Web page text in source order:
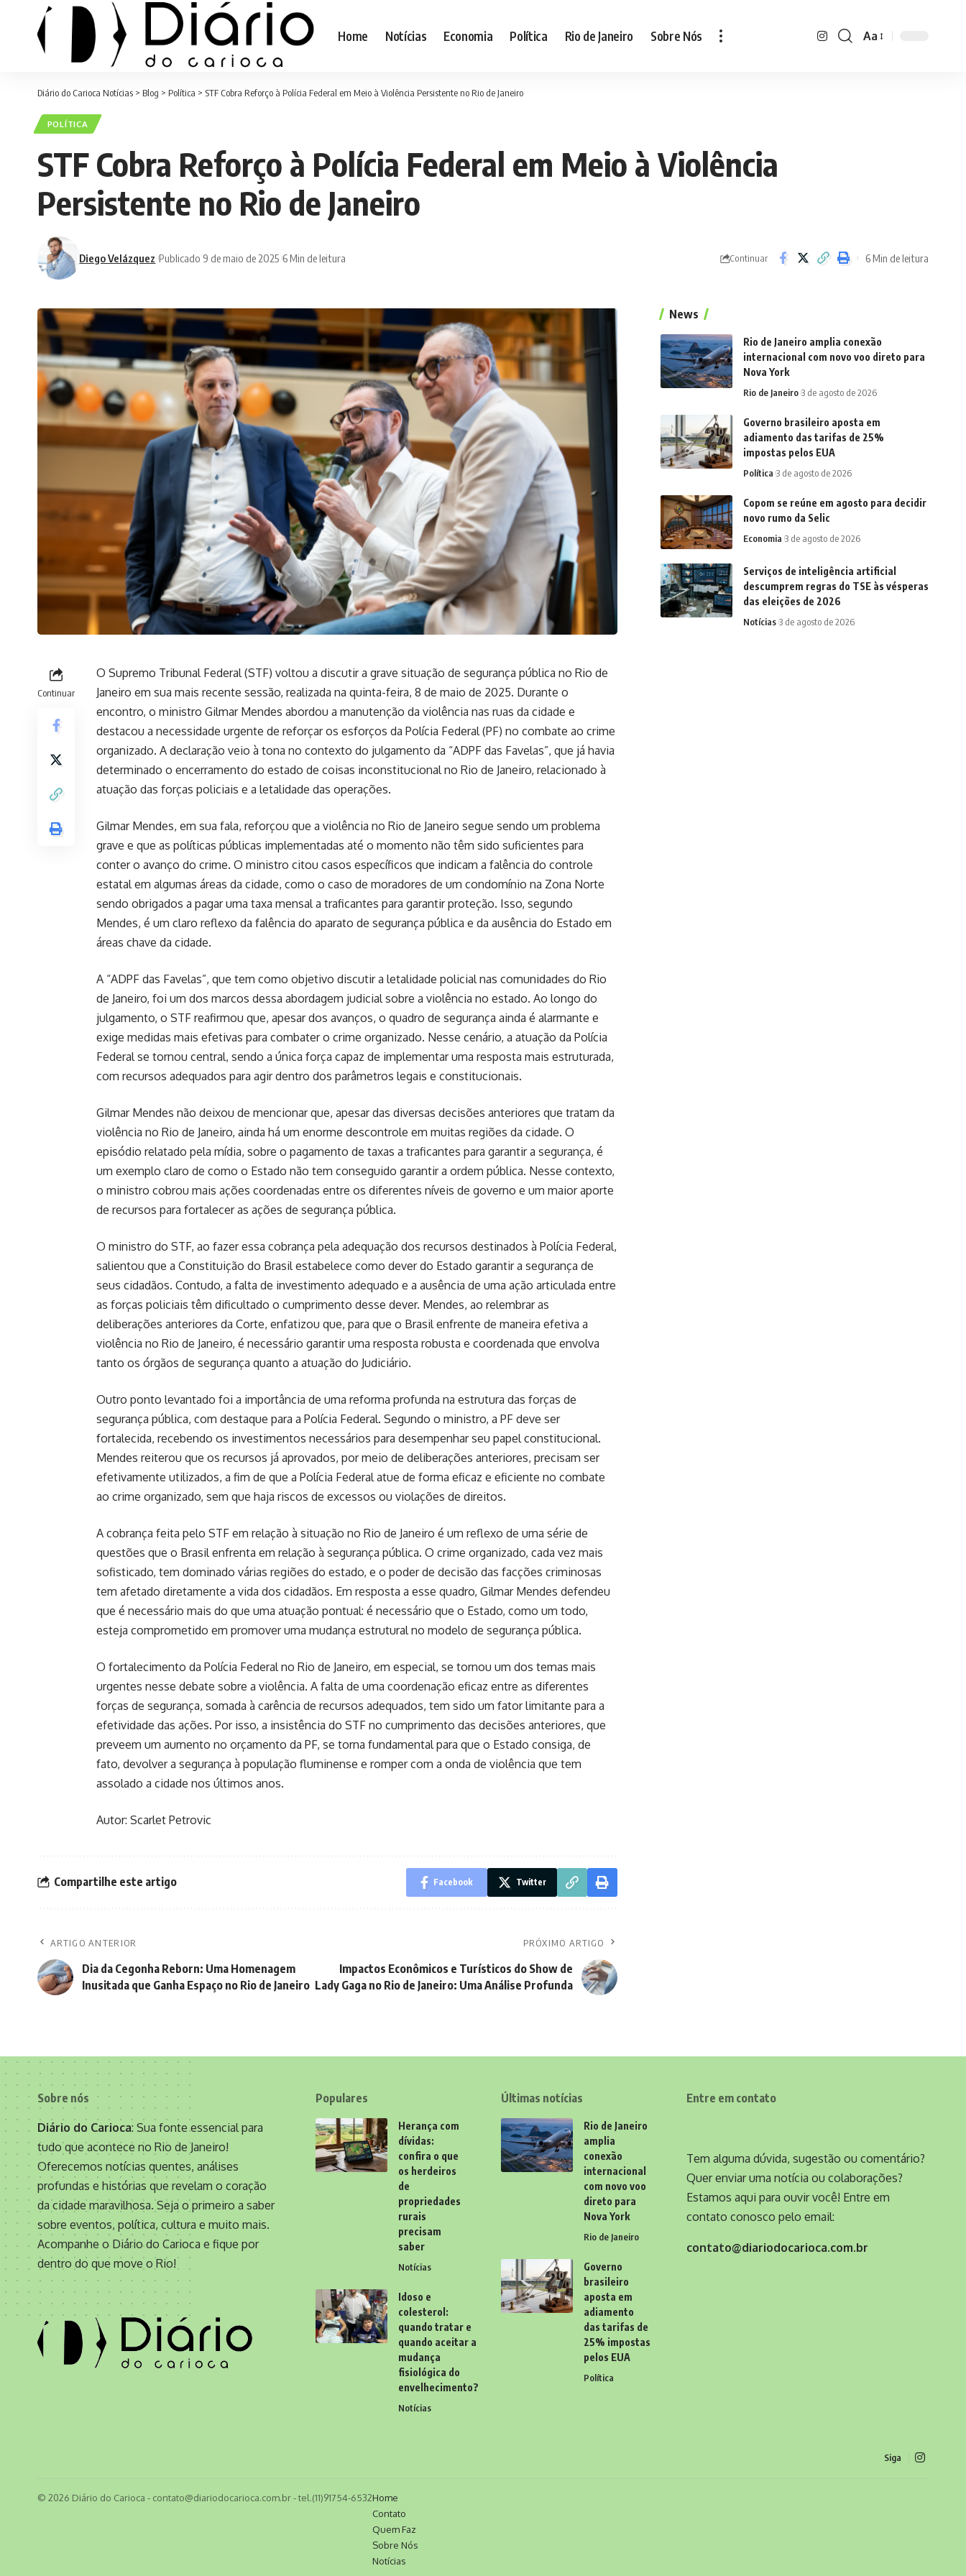
Home Notícias Economia Política Rio de Janeiro Sobre Nós
Font
Aa
Diário do Carioca Notícias > Blog > Política > STF Cobra Reforço à Polícia Federal em Meio à Violência Persistente no Rio de Janeiro
POLÍTICA
STF Cobra Reforço à Polícia Federal em Meio à Violência
Persistente no Rio de Janeiro
Diego Velázquez Publicado 9 de maio de 2025 6 Min de leitura Continuar 6 Min de leitura
Continuar
O Supremo Tribunal Federal (STF) voltou a discutir a grave situação de segurança pública no Rio de
Janeiro em sua mais recente sessão, realizada na quinta-feira, 8 de maio de 2025. Durante o
encontro, o ministro Gilmar Mendes abordou a manutenção da violência nas ruas da cidade e
destacou a necessidade urgente de reforçar os esforços da Polícia Federal (PF) no combate ao crime
organizado. A declaração veio à tona no contexto do julgamento da “ADPF das Favelas”, que já havia
determinado o encerramento do estado de coisas inconstitucional no Rio de Janeiro, relacionado à
atuação das forças policiais e a letalidade das operações.
Gilmar Mendes, em sua fala, reforçou que a violência no Rio de Janeiro segue sendo um problema
grave e que as políticas públicas implementadas até o momento não têm sido suficientes para
conter o avanço do crime. O ministro citou casos específicos que indicam a falência do controle
estatal em algumas áreas da cidade, como o caso de moradores de um condomínio na Zona Norte
sendo obrigados a pagar uma taxa mensal a traficantes para garantir proteção. Isso, segundo
Mendes, é um claro reflexo da falência do aparato de segurança pública e da ausência do Estado em
áreas chave da cidade.
A “ADPF das Favelas”, que tem como objetivo discutir a letalidade policial nas comunidades do Rio
de Janeiro, foi um dos marcos dessa abordagem judicial sobre a violência no estado. Ao longo do
julgamento, o STF reafirmou que, apesar dos avanços, o quadro de segurança ainda é alarmante e
exige medidas mais efetivas para combater o crime organizado. Nesse cenário, a atuação da Polícia
Federal se tornou central, sendo a única força capaz de implementar uma resposta mais estruturada,
com recursos adequados para agir dentro dos parâmetros legais e constitucionais.
Gilmar Mendes não deixou de mencionar que, apesar das diversas decisões anteriores que tratam da
violência no Rio de Janeiro, ainda há um enorme descontrole em muitas regiões da cidade. O
episódio relatado pela mídia, sobre o pagamento de taxas a traficantes para garantir a segurança, é
um exemplo claro de como o Estado não tem conseguido garantir a ordem pública. Nesse contexto,
o ministro cobrou mais ações coordenadas entre os diferentes níveis de governo e um maior aporte
de recursos para fortalecer as ações de segurança pública.
O ministro do STF, ao fazer essa cobrança pela adequação dos recursos destinados à Polícia Federal,
salientou que a Constituição do Brasil estabelece como dever do Estado garantir a segurança de
seus cidadãos. Contudo, a falta de investimento adequado e a ausência de uma ação articulada entre
as forças policiais têm dificultado o cumprimento desse dever. Mendes, ao relembrar as
deliberações anteriores da Corte, enfatizou que, para que o Brasil enfrente de maneira efetiva a
violência no Rio de Janeiro, é necessário garantir uma resposta robusta e coordenada que envolva
tanto os órgãos de segurança quanto a atuação do Judiciário.
Outro ponto levantado foi a importância de uma reforma profunda na estrutura das forças de
segurança pública, com destaque para a Polícia Federal. Segundo o ministro, a PF deve ser
fortalecida, recebendo os investimentos necessários para desempenhar seu papel constitucional.
Mendes reiterou que os recursos já aprovados, por meio de deliberações anteriores, precisam ser
efetivamente utilizados, a fim de que a Polícia Federal atue de forma eficaz e eficiente no combate
ao crime organizado, sem que haja riscos de excessos ou violações de direitos.
A cobrança feita pelo STF em relação à situação no Rio de Janeiro é um reflexo de uma série de
questões que o Brasil enfrenta em relação à segurança pública. O crime organizado, cada vez mais
sofisticado, tem dominado várias regiões do estado, e o poder de decisão das facções criminosas
tem afetado diretamente a vida dos cidadãos. Em resposta a esse quadro, Gilmar Mendes defendeu
que é necessário mais do que uma atuação pontual: é necessário que o Estado, como um todo,
esteja comprometido em promover uma mudança estrutural no modelo de segurança pública.
O fortalecimento da Polícia Federal no Rio de Janeiro, em especial, se tornou um dos temas mais
urgentes nesse debate sobre a violência. A falta de uma coordenação eficaz entre as diferentes
forças de segurança, somada à carência de recursos adequados, tem sido um fator limitante para a
efetividade das ações. Por isso, a insistência do STF no cumprimento das decisões anteriores, que
preveem um aumento no orçamento da PF, se torna fundamental para que o Estado consiga, de
fato, devolver a segurança à população fluminense e romper com a onda de violência que tem
assolado a cidade nos últimos anos.
Autor: Scarlet Petrovic
Compartilhe este artigo Facebook Twitter
ARTIGO ANTERIOR
Dia da Cegonha Reborn: Uma Homenagem
Inusitada que Ganha Espaço no Rio de Janeiro
PRÓXIMO ARTIGO
Impactos Econômicos e Turísticos do Show de
Lady Gaga no Rio de Janeiro: Uma Análise Profunda
News
Rio de Janeiro amplia conexão
internacional com novo voo direto para
Nova York
Rio de Janeiro 3 de agosto de 2026
Governo brasileiro aposta em
adiamento das tarifas de 25%
impostas pelos EUA
Política 3 de agosto de 2026
Copom se reúne em agosto para decidir
novo rumo da Selic
Economia 3 de agosto de 2026
Serviços de inteligência artificial
descumprem regras do TSE às vésperas
das eleições de 2026
Notícias 3 de agosto de 2026
Sobre nós
Diário do Carioca: Sua fonte essencial para
tudo que acontece no Rio de Janeiro!
Oferecemos notícias quentes, análises
profundas e histórias que revelam o coração
da cidade maravilhosa. Seja o primeiro a saber
sobre eventos, política, cultura e muito mais.
Acompanhe o Diário do Carioca e fique por
dentro do que move o Rio!
Populares
Herança com
dívidas:
confira o que
os herdeiros
de
propriedades
rurais
precisam
saber
Notícias
Idoso e
colesterol:
quando tratar e
quando aceitar a
mudança
fisiológica do
envelhecimento?
Notícias
Últimas notícias
Rio de Janeiro
amplia
conexão
internacional
com novo voo
direto para
Nova York
Rio de Janeiro
Governo
brasileiro
aposta em
adiamento
das tarifas de
25% impostas
pelos EUA
Política
Entre em contato
Tem alguma dúvida, sugestão ou comentário?
Quer enviar uma notícia ou colaborações?
Estamos aqui para ouvir você! Entre em
contato conosco pelo email:
contato@diariodocarioca.com.br
Siga
© 2026 Diário do Carioca - contato@diariodocarioca.com.br- tel.(11)91754-6532Home
Contato
Quem Faz
Sobre Nós
Notícias